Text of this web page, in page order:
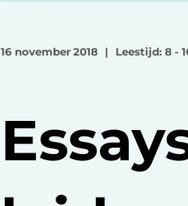
16 november 2018 | Leestijd: 8 -